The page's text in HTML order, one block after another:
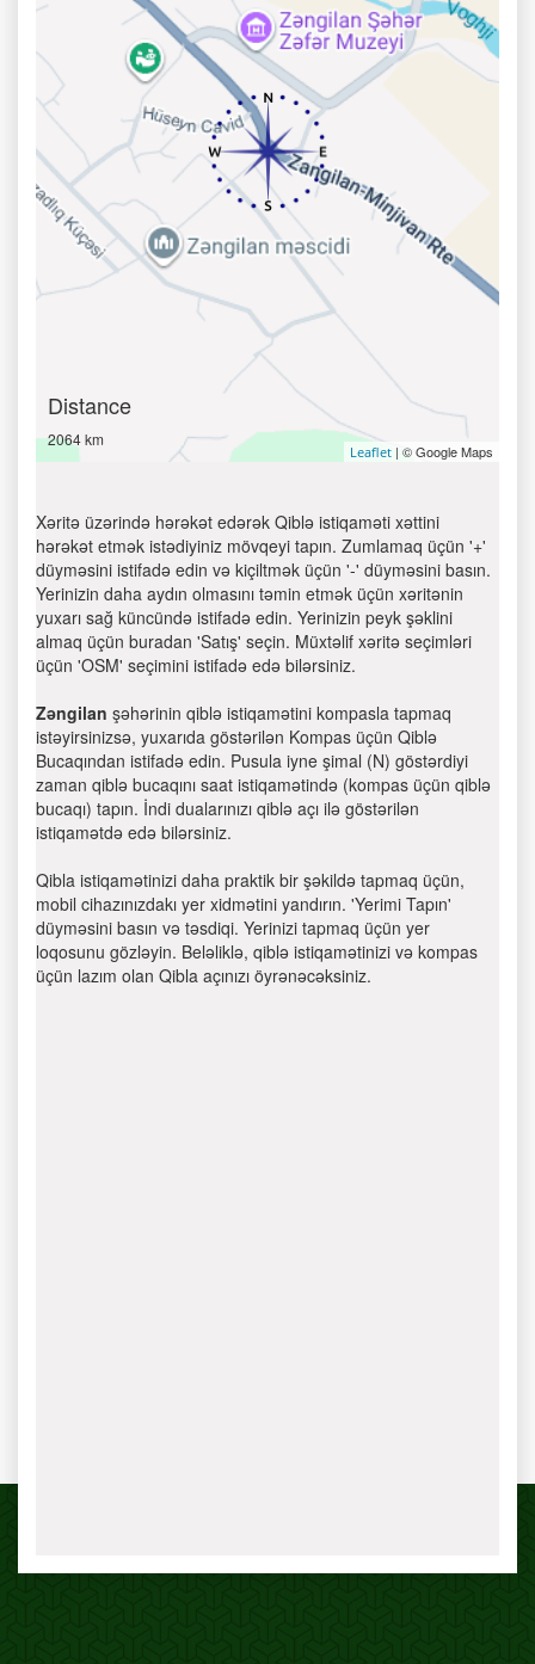
Distance
2064 km
Leaflet | © Google Maps
Xəritə üzərində hərəkət edərək Qiblə istiqaməti xəttini
hərəkət etmək istədiyiniz mövqeyi tapın. Zumlamaq üçün '+'
düyməsini istifadə edin və kiçiltmək üçün '-' düyməsini basın.
Yerinizin daha aydın olmasını təmin etmək üçün xəritənin
yuxarı sağ küncündə istifadə edin. Yerinizin peyk şəklini
almaq üçün buradan 'Satış' seçin. Müxtəlif xəritə seçimləri
üçün 'OSM' seçimini istifadə edə bilərsiniz.
Zəngilan şəhərinin qiblə istiqamətini kompasla tapmaq
istəyirsinizsə, yuxarıda göstərilən Kompas üçün Qiblə
Bucaqından istifadə edin. Pusula iyne şimal (N) göstərdiyi
zaman qiblə bucaqını saat istiqamətində (kompas üçün qiblə
bucaqı) tapın. İndi dualarınızı qiblə açı ilə göstərilən
istiqamətdə edə bilərsiniz.
Qibla istiqamətinizi daha praktik bir şəkildə tapmaq üçün,
mobil cihazınızdakı yer xidmətini yandırın. 'Yerimi Tapın'
düyməsini basın və təsdiqi. Yerinizi tapmaq üçün yer
loqosunu gözləyin. Beləliklə, qiblə istiqamətinizi və kompas
üçün lazım olan Qibla açınızı öyrənəcəksiniz.